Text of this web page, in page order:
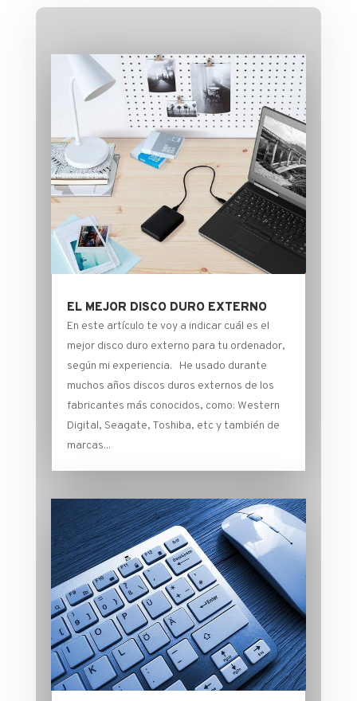
EL MEJOR DISCO DURO EXTERNO
En este artículo te voy a indicar cuál es el
mejor disco duro externo para tu ordenador,
según mi experiencia. He usado durante
muchos años discos duros externos de los
fabricantes más conocidos, como: Western
Digital, Seagate, Toshiba, etc y también de
marcas...